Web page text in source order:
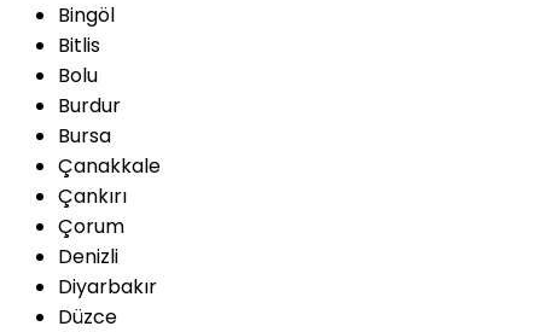
Bingöl
Bitlis
Bolu
Burdur
Bursa
Çanakkale
Çankırı
Çorum
Denizli
Diyarbakır
Düzce